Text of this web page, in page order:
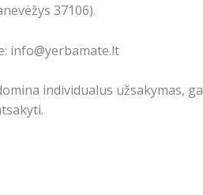
37106).
info@yerbamate.lt
individualus užsakymas,